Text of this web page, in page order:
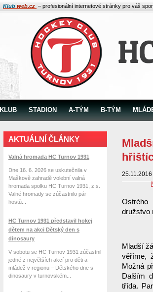
Klub web.cz – profesionální internetové stránky pro váš
KLUB STADION A-TÝM B-TÝM
družstvo
Mladší
věříme,
Možná
Dalším
třída.
AKTUÁLNÍ ČLÁNKY
Valná hromada HC Turnov 1931
Dne 16. 6. 2026 se uskutečnila v
Maškově zahradě volební valná
hromada spolku HC Turnov 1931, z.s.
Valné hromady se zúčastnilo pár
hostů...
HC Turnov 1931 představil hokej
dětem na akci Dětský den s
dinosaury
V sobotu se HC Turnov 1931 zúčastnil
jedné z největších akcí pro děti a
mládež v regionu – Dětského dne s
dinosaury v turnovském...